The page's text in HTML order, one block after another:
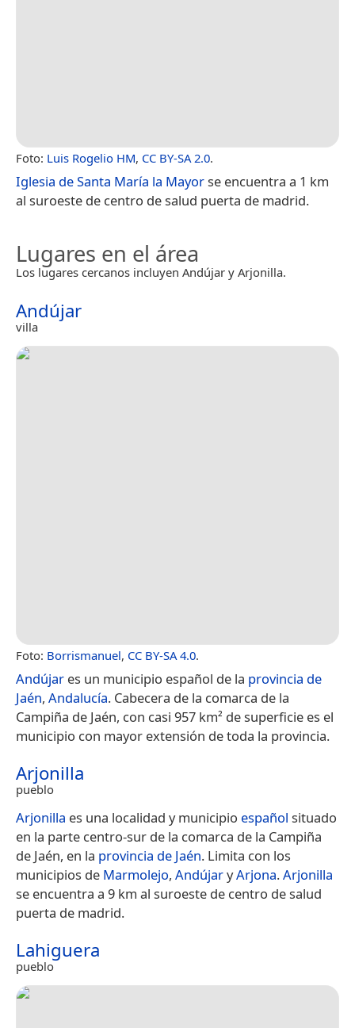
Foto: Luis Rogelio HM, CC BY-SA 2.0.
Iglesia de Santa María la Mayorse encuentra a 1 km
al suroeste de centro de salud puerta de madrid.
Lugares en el área
Los lugares cercanos incluyen Andújar y Arjonilla.
Andújar
villa
Foto: Borrismanuel, CC BY-SA 4.0.
Andújar es un municipio español de la provincia de
Jaén, Andalucía. Cabecera de la comarca de la
Campiña de Jaén, con casi 957 km² de superficie es el
municipio con mayor extensión de toda la provincia.
Arjonilla
pueblo
Arjonilla es una localidad y municipio español situado
en la parte centro-sur de la comarca de la Campiña
de Jaén, en la provincia de Jaén. Limita con los
municipios de Marmolejo, AndújaryArjona.Arjonilla
se encuentra a 9 km al suroeste de centro de salud
puerta de madrid.
Lahiguera
pueblo